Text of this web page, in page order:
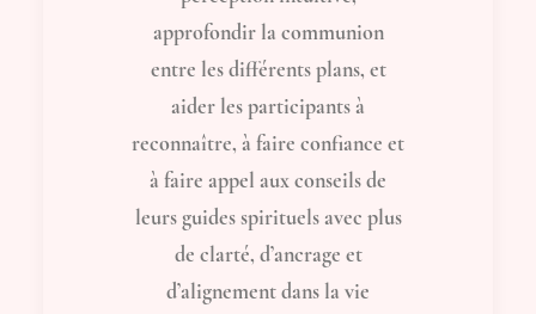
approfondir la communion
entre les différents plans, et
aider les participants à
reconnaître, à faire confiance et
à faire appel aux conseils de
leurs guides spirituels avec plus
de clarté, d’ancrage et
d’alignement dans la vie